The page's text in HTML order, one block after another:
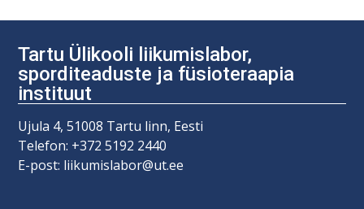
Tartu Ülikooli liikumislabor,
sporditeaduste ja füsioteraapia
instituut
Ujula 4, 51008 Tartu linn, Eesti
Telefon: +372 5192 2440
E-post: liikumislabor@ut.ee